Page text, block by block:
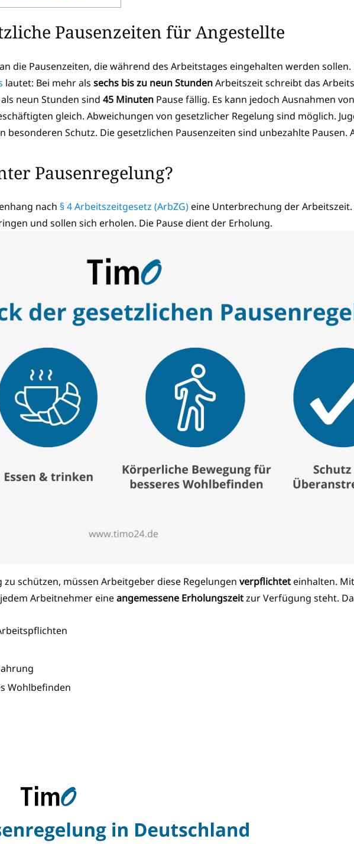
Pausenzeiten für Angestellte
die Pausenzeiten, die während des Arbeitstages eingehalten werden sollen.
lautet: Bei mehr als sechs bis zu neun StundenArbeitszeit schreibt das
neun Stunden sind 45 Minuten Pause fällig. Es kann jedoch Ausnahmen
gleich. Abweichungen von gesetzlicher Regelung sind möglich.
besonderen Schutz. Die gesetzlichen Pausenzeiten sind unbezahlte Pausen.
Pausenregelung?
nach § 4 Arbeitszeitgesetz (ArbZG) eine Unterbrechung der
und sollen sich erholen. Die Pause dient der Erholung.
schützen, müssen Arbeitgeber diese Regelungen verpflichtet einhalten.
Arbeitnehmer eineangemessene Erholungszeitzur Verfügung steht.
Wohlbefinden